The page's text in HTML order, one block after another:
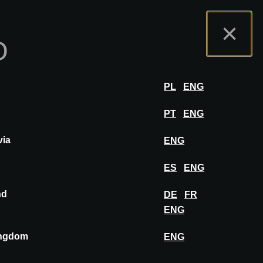
×
PL ENG
PT ENG
ENG
ES ENG
DE
FR
ENG
ENG